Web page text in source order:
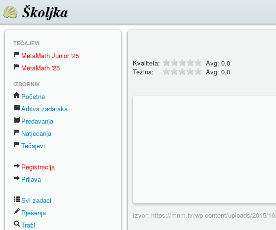
Školjka
TEČAJEVI
MetaMath Junior '25
MetaMath '25
IZBORNIK
Početna
Arhiva zadataka
Predavanja
Natjecanja
Tečajevi
Registracija
Prijava
Svi zadaci
Rješenja
Traži
Kvaliteta: Avg: 0,0
Težina:
Avg: 0,0
Izvor: https://mnm.hr/wp-content/uploads/2015/